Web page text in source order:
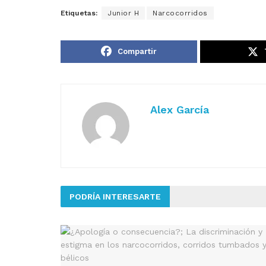
Etiquetas: Junior H Narcocorridos
Compartir
Alex García
PODRÍA INTERESARTE